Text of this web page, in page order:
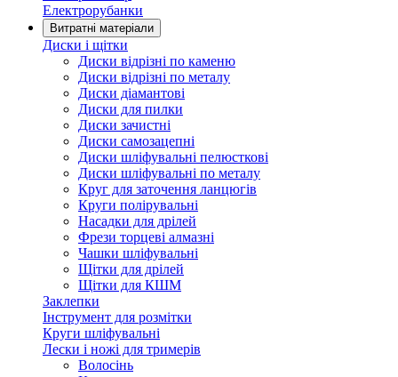
Електрорубанки
Витратні матеріали
Диски і щітки
Диски відрізні по каменю
Диски відрізні по металу
Диски діамантові
Диски для пилки
Диски зачистні
Диски самозацепні
Диски шліфувальні пелюсткові
Диски шліфувальні по металу
Круг для заточення ланцюгів
Круги полірувальні
Насадки для дрілей
Фрези торцеві алмазні
Чашки шліфувальні
Щітки для дрілей
Щітки для КШМ
Заклепки
Інструмент для розмітки
Круги шліфувальні
Лески і ножі для тримерів
Волосінь